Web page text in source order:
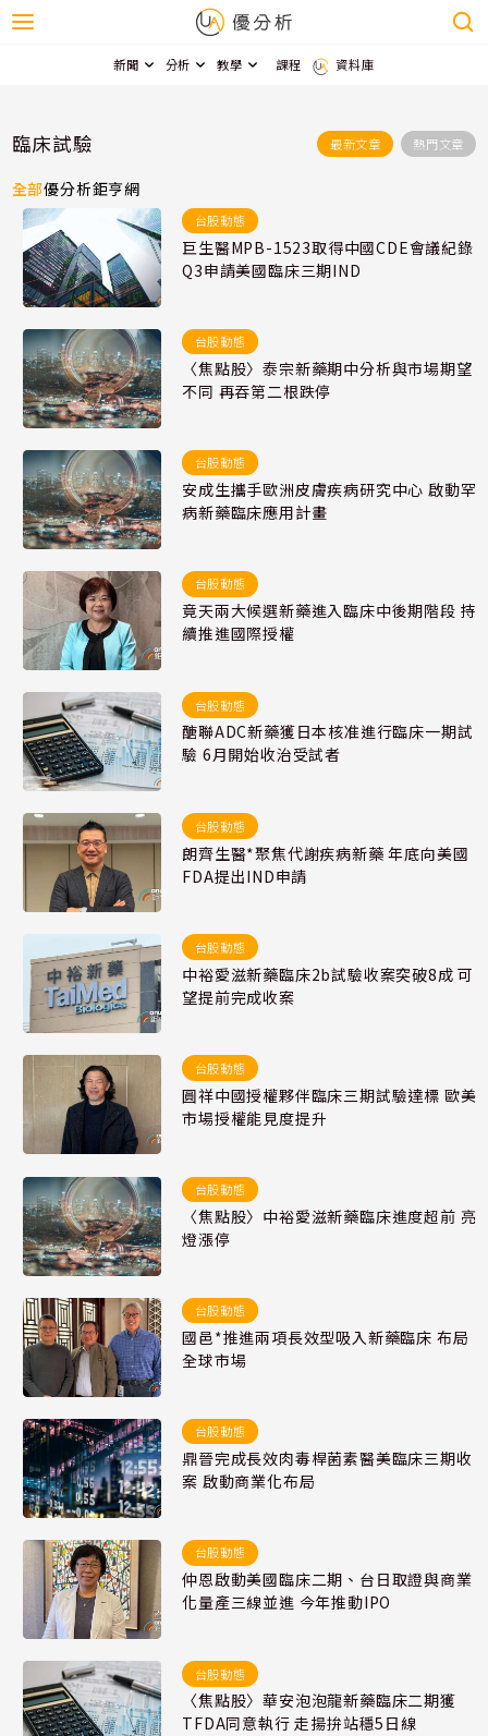
新聞 分析 教學 課程 資料庫
臨床試驗 最新文章 熱門文章
全部優分析鉅亨網
台股動態
巨生醫MPB-1523取得中國CDE會議紀錄
Q3申請美國臨床三期IND
台股動態
〈焦點股〉泰宗新藥期中分析與市場期望
不同 再吞第二根跌停
台股動態
安成生攜手歐洲皮膚疾病研究中心 啟動罕
病新藥臨床應用計畫
台股動態
竟天兩大候選新藥進入臨床中後期階段 持
續推進國際授權
台股動態
醣聯ADC新藥獲日本核准進行臨床一期試
驗 6月開始收治受試者
台股動態
朗齊生醫*聚焦代謝疾病新藥 年底向美國
FDA提出IND申請
台股動態
中裕愛滋新藥臨床2b試驗收案突破8成 可
望提前完成收案
台股動態
圓祥中國授權夥伴臨床三期試驗達標 歐美
市場授權能見度提升
台股動態
〈焦點股〉中裕愛滋新藥臨床進度超前 亮
燈漲停
台股動態
國邑*推進兩項長效型吸入新藥臨床 布局
全球市場
台股動態
鼎晉完成長效肉毒桿菌素醫美臨床三期收
案 啟動商業化布局
台股動態
仲恩啟動美國臨床二期、台日取證與商業
化量產三線並進 今年推動IPO
台股動態
〈焦點股〉華安泡泡龍新藥臨床二期獲
TFDA同意執行 走揚拚站穩5日線